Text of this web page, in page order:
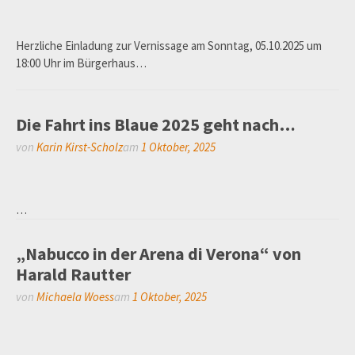
Herzliche Einladung zur Vernissage am Sonntag, 05.10.2025 um
18:00 Uhr im Bürgerhaus…
Die Fahrt ins Blaue 2025 geht nach…
von Karin Kirst-Scholzam 1 Oktober, 2025
…
„Nabucco in der Arena di Verona“ von
Harald Rautter
von Michaela Woessam 1 Oktober, 2025